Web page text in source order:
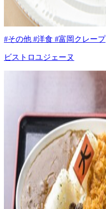
#その他 #洋食 #富岡クレープ
ビストロユジェーヌ